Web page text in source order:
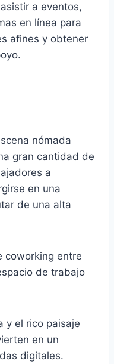
a eventos,
en línea para
afines y obtener
nómada
gran cantidad de
a
en una
de una alta
coworking entre
de trabajo
y el rico paisaje
en un
digitales.